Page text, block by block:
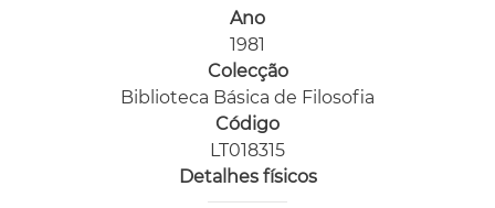
Ano
1981
Colecção
Biblioteca Básica de Filosofia
Código
LT018315
Detalhes físicos